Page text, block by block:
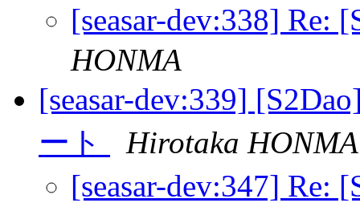
[seasar-dev:338] Re:
HONMA
[seasar-dev:339]
ート
Hirotaka HONMA
[seasar-dev:347] Re: